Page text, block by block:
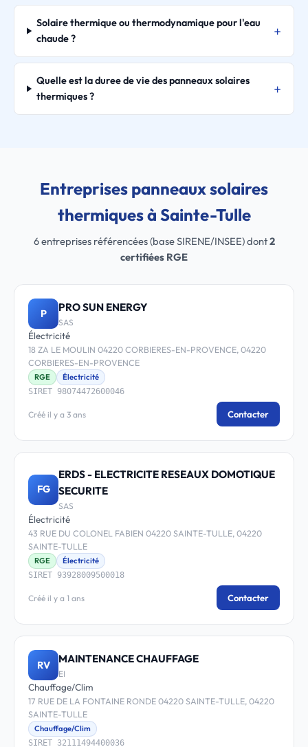
Solaire thermique ou thermodynamique pour l'eau
chaude ?
Quelle est la duree de vie des panneaux solaires
thermiques ?
Entreprises panneaux solaires
thermiques à Sainte-Tulle
6 entreprises référencées (base SIRENE/INSEE) dont2
certifiées RGE
P PRO SUN ENERGY
SAS
Électricité
18 ZA LE MOULIN 04220 CORBIERES-EN-PROVENCE, 04220
CORBIERES-EN-PROVENCE
RGE
Électricité
SIRET 98074472600046
Créé il y a 3 ans Contacter
FG
ERDS - ELECTRICITE RESEAUX DOMOTIQUE
SECURITE
SAS
Électricité
43 RUE DU COLONEL FABIEN 04220 SAINTE-TULLE, 04220
SAINTE-TULLE
RGE
Électricité
SIRET 93928009500018
Créé il y a 1 ans Contacter
RV MAINTENANCE CHAUFFAGE
EI
Chauffage/Clim
17 RUE DE LA FONTAINE RONDE 04220 SAINTE-TULLE, 04220
SAINTE-TULLE
Chauffage/Clim
SIRET 32111494400036